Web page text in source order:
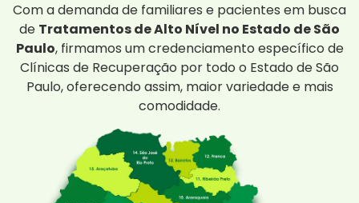
Com a demanda de familiares e pacientes em busca
de Tratamentos de Alto Nível no Estado de São
Paulo, firmamos um credenciamento específico de
Clínicas de Recuperação por todo o Estado de São
Paulo, oferecendo assim, maior variedade e mais
comodidade.